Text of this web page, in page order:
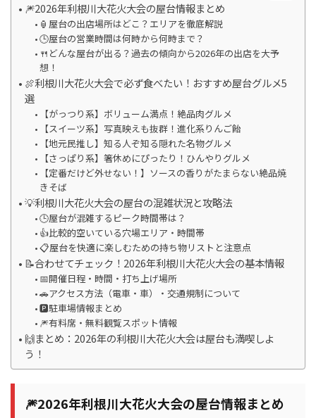
🎆2026年利根川大花火大会の屋台情報まとめ
🏮屋台の出店場所はどこ？エリアを徹底解説
🕒屋台の営業時間は何時から何時まで？
🍴どんな屋台が出る？過去の傾向から2026年の出店を大予
想！
🍖利根川大花火大会で必ず食べたい！おすすめ屋台グルメ5
選
【がっつり系】ボリューム満点！絶品肉グルメ
【スイーツ系】写真映えも抜群！進化系りんご飴
【地元民推し】知る人ぞ知る隠れた名物グルメ
【さっぱり系】箸休めにぴったり！ひんやりグルメ
【定番だけど外せない！】ソースの香りがたまらない絶品焼
きそば
💡利根川大花火大会の屋台の混雑状況と攻略法
🕒屋台が混雑するピーク時間帯は？
👍比較的空いている穴場エリア・時間帯
📋屋台を快適に楽しむための持ち物リストと注意点
📝合わせてチェック！2026年利根川大花火大会の基本情報
📅開催日程・時間・打ち上げ場所
🚗アクセス方法（電車・車）・交通規制について
🅿️駐車場情報まとめ
🎆有料席・無料観覧スポット情報
🙌まとめ：2026年の利根川大花火大会は屋台も満喫しよ
う！
🎆2026年利根川大花火大会の屋台情報まとめ